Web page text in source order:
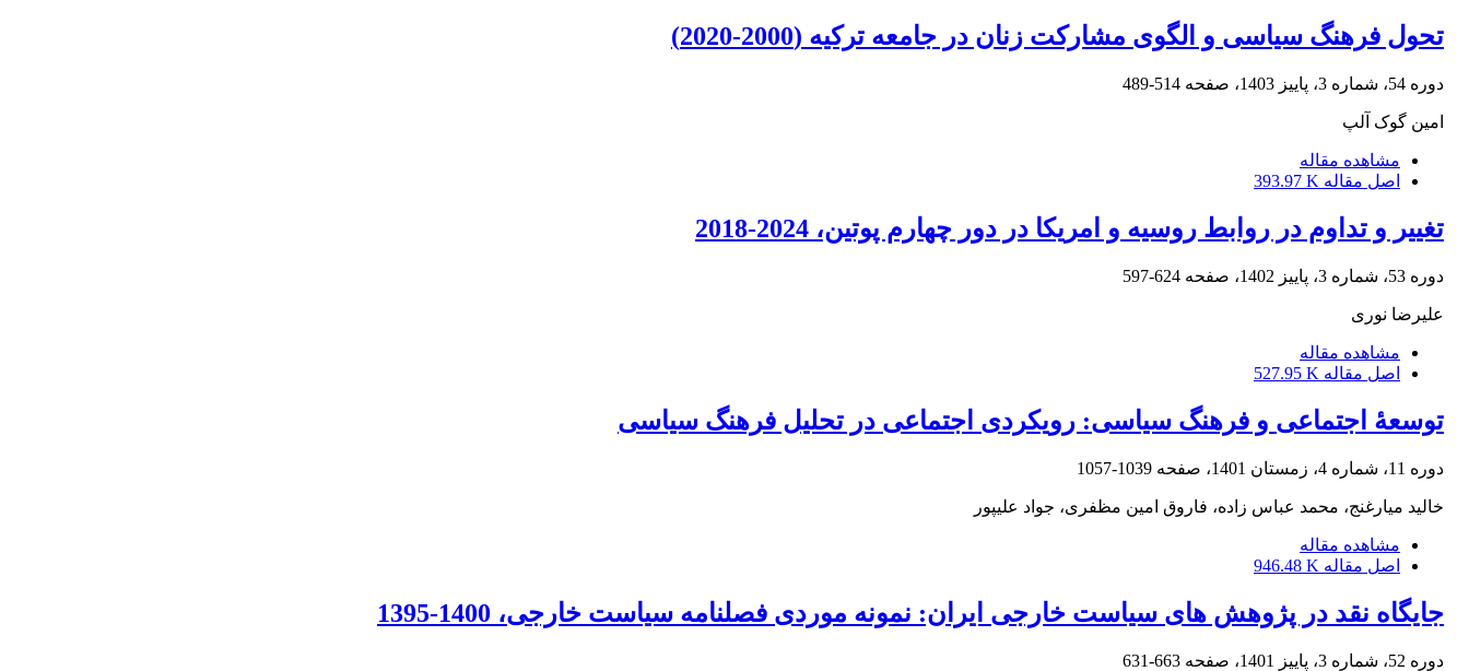
تحول فرهنگ سیاسی و الگوی مشارکت زنان در جامعه ترکیه (2000-2020)
دوره 54، شماره 3، پاییز 1403، صفحه 514-489
امین گوک آلپ
مشاهده مقاله
اصل مقاله 393.97 K
تغییر و تداوم در روابط روسیه و امریکا در دور چهارم پوتین، 2024-2018
دوره 53، شماره 3، پاییز 1402، صفحه 624-597
علیرضا نوری
مشاهده مقاله
اصل مقاله 527.95 K
توسعۀ اجتماعی و فرهنگ سیاسی: رویکردی اجتماعی در تحلیل فرهنگ سیاسی
دوره 11، شماره 4، زمستان 1401، صفحه 1039-1057
خالید میارغنج، محمد عباس زاده، فاروق امین مظفری، جواد علیپور
مشاهده مقاله
اصل مقاله 946.48 K
جایگاه نقد در پژوهش های سیاست خارجی ایران: نمونه موردی فصلنامه سیاست خارجی، 1400-1395
دوره 52، شماره 3، پاییز 1401، صفحه 663-631